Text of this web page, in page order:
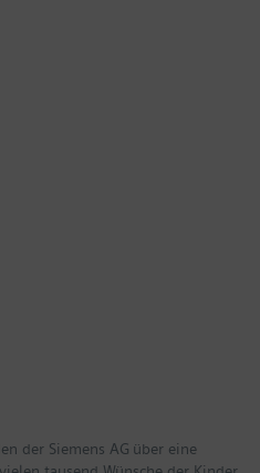
der Siemens AG über eine